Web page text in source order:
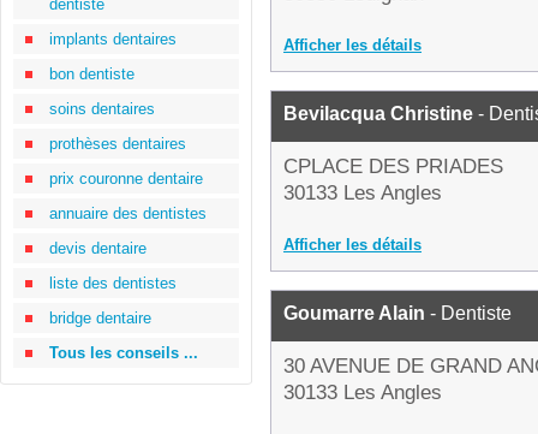
dentiste
implants dentaires
bon dentiste
soins dentaires
prothèses dentaires
prix couronne dentaire
annuaire des dentistes
devis dentaire
liste des dentistes
bridge dentaire
Tous les conseils ...
Afficher les détails
Bevilacqua Christine -
CPLACE DES PRIADES
30133 Les Angles
Afficher les détails
Goumarre Alain - Dentiste
30 AVENUE DE GRAND
30133 Les Angles